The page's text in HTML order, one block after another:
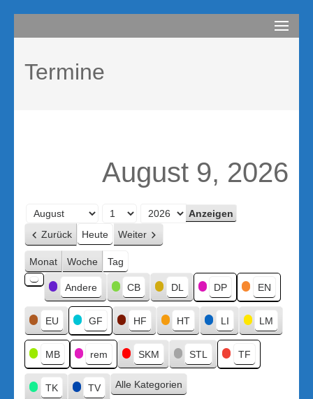
Inhalt
(Enter
drücken)
compurem
Termine
August 9, 2026
Monat
Tag
Jahr
Zurück Heute Weiter
Monat Woche Tag
Kategorien
Kategorie
ohne
Titel
Andere CB DL DP EN
EU GF HF HT LI LM
MB rem SKM STL TF
TK TV Alle Kategorien